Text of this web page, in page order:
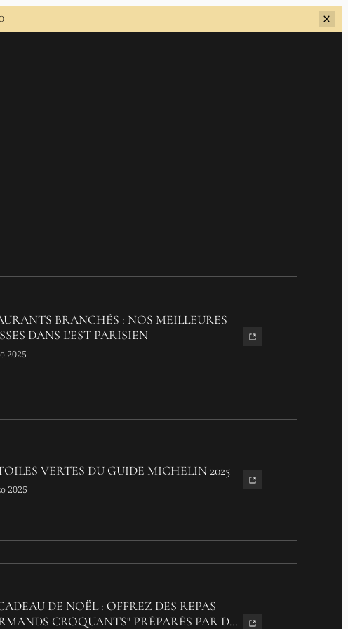
BRANCHÉS : NOS MEILLEURES
DANS L'EST PARISIEN
2025
VERTES DU GUIDE MICHELIN 2025
2025
DE NOËL : OFFREZ DES REPAS
CROQUANTS" PRÉPARÉS PAR DES